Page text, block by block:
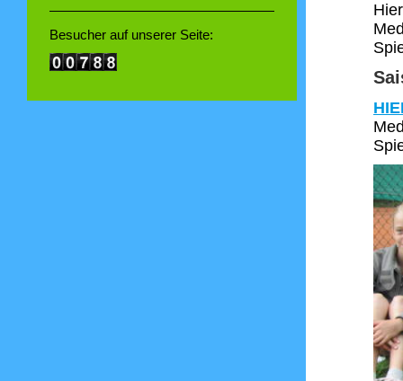
Besucher auf unserer Seite: